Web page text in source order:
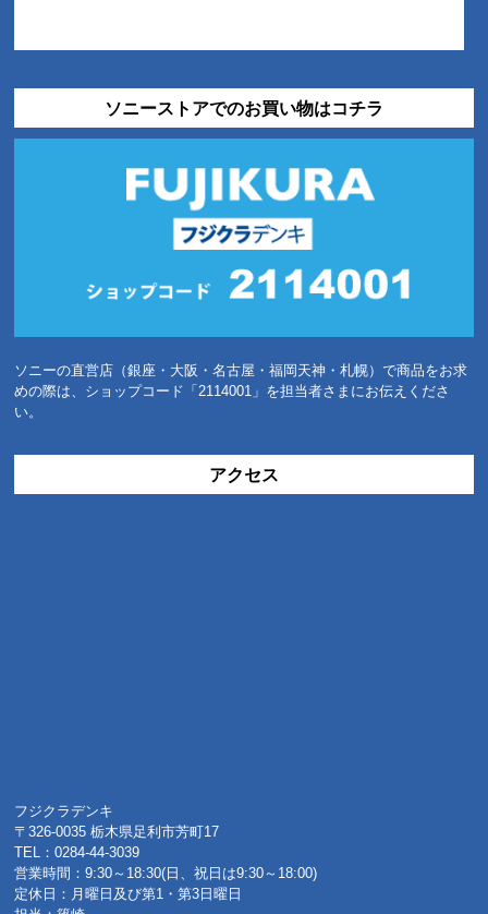
ソニーストアでのお買い物はコチラ
ソニーの直営店（銀座・大阪・名古屋・福岡天神・札幌）で商品をお求
めの際は、ショップコード「2114001」を担当者さまにお伝えくださ
い。
アクセス
フジクラデンキ
〒326-0035 栃木県足利市芳町17
TEL：0284-44-3039
営業時間：9:30～18:30(日、祝日は9:30～18:00)
定休日：月曜日及び第1・第3日曜日